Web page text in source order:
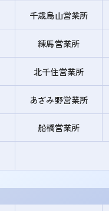
千歳烏山営業所
練馬営業所
北千住営業所
あざみ野営業所
船橋営業所